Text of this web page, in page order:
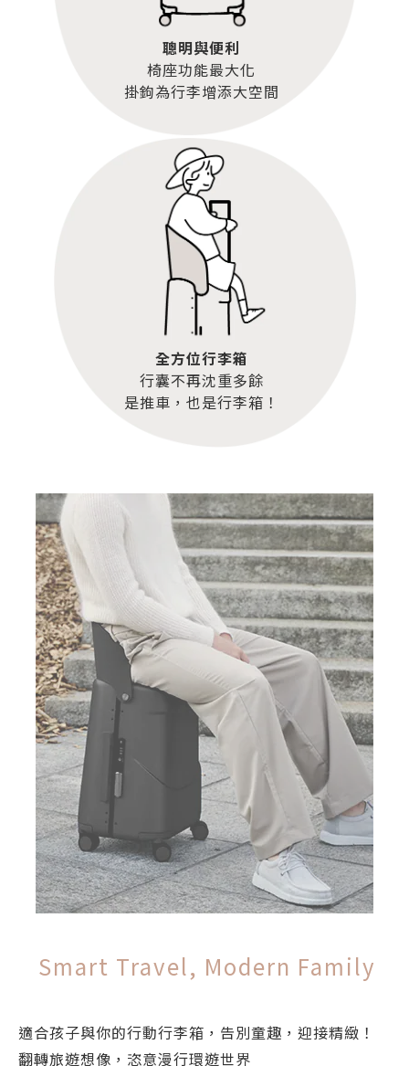
聰明與便利
椅座功能最大化
掛鉤為行李增添大空間
全方位行李箱
行囊不再沈重多餘
是推車，也是行李箱！
Smart Travel, Modern Family
適合孩子與你的行動行李箱，告別童趣，迎接精緻！
翻轉旅遊想像，恣意漫行環遊世界